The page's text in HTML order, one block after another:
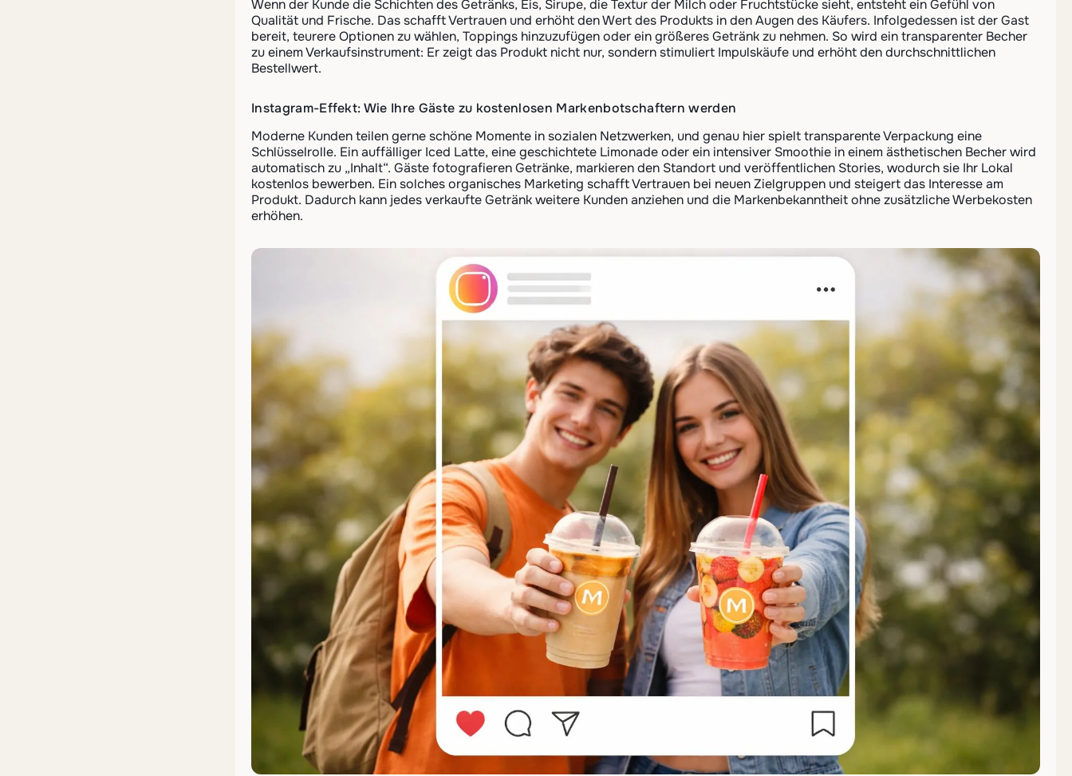
Wenn der Kunde die Schichten des Getränks, Eis, Sirupe, die Textur der Milch oder Fruchtstücke sieht, entsteht ein Gefühl von
Qualität und Frische. Das schafft Vertrauen und erhöht den Wert des Produkts in den Augen des Käufers. Infolgedessen ist der Gast
bereit, teurere Optionen zu wählen, Toppings hinzuzufügen oder ein größeres Getränk zu nehmen. So wird ein transparenter Becher
zu einem Verkaufsinstrument: Er zeigt das Produkt nicht nur, sondern stimuliert Impulskäufe und erhöht den durchschnittlichen
Bestellwert.
Instagram-Effekt: Wie Ihre Gäste zu kostenlosen Markenbotschaftern werden
Moderne Kunden teilen gerne schöne Momente in sozialen Netzwerken, und genau hier spielt transparente Verpackung eine
Schlüsselrolle. Ein auffälliger Iced Latte, eine geschichtete Limonade oder ein intensiver Smoothie in einem ästhetischen Becher wird
automatisch zu „Inhalt“. Gäste fotografieren Getränke, markieren den Standort und veröffentlichen Stories, wodurch sie Ihr Lokal
kostenlos bewerben. Ein solches organisches Marketing schafft Vertrauen bei neuen Zielgruppen und steigert das Interesse am
Produkt. Dadurch kann jedes verkaufte Getränk weitere Kunden anziehen und die Markenbekanntheit ohne zusätzliche Werbekosten
erhöhen.